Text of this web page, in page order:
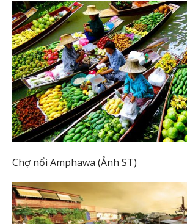
Chợ nổi Amphawa (Ảnh ST)